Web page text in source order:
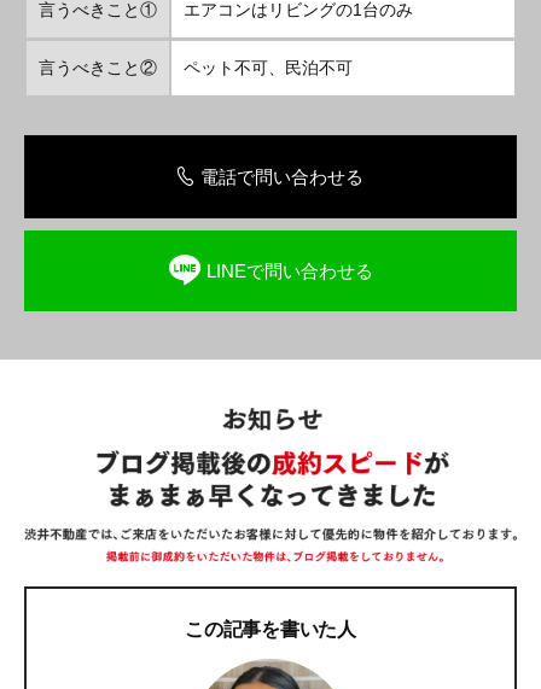
言うべきこと① エアコンはリビングの1台のみ
言うべきこと② ペット不可、民泊不可
電話で問い合わせる
LINEで問い合わせる
この記事を書いた人